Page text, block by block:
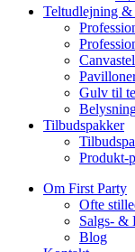
Teltudlejning
Gulv til
Tilbudspakker
Produkt-
Om First Party
Ofte
Salgs- &
Blog